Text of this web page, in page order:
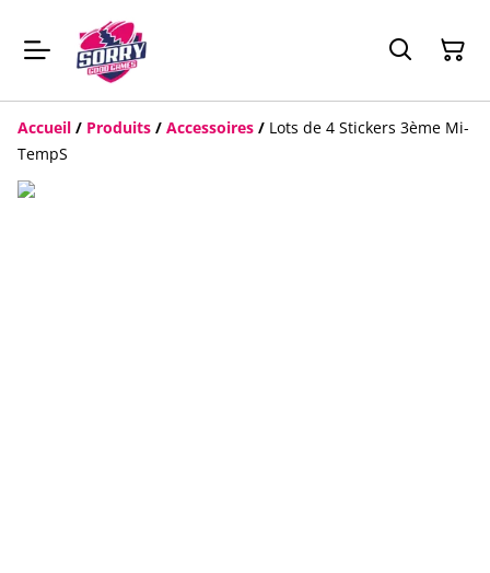
Accueil / Produits / Accessoires / Lots de 4 Stickers 3ème Mi-
TempS